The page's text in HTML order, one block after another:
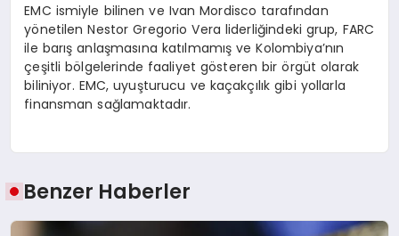
EMC ismiyle bilinen ve Ivan Mordisco tarafından
yönetilen Nestor Gregorio Vera liderliğindeki grup, FARC
ile barış anlaşmasına katılmamış ve Kolombiya’nın
çeşitli bölgelerinde faaliyet gösteren bir örgüt olarak
biliniyor. EMC, uyuşturucu ve kaçakçılık gibi yollarla
finansman sağlamaktadır.
Benzer Haberler